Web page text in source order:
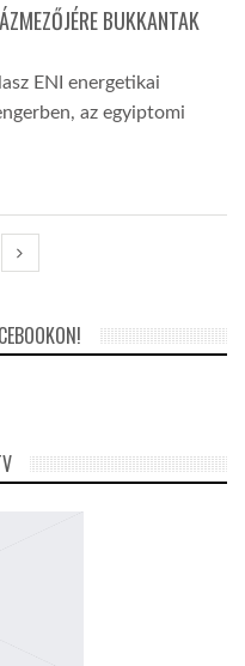
BUKKANTAK
ENI energetikai
az egyiptomi